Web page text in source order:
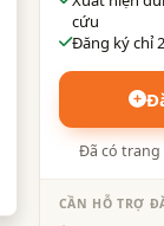
cứu
Đăng ký chỉ
Đã có
CẦN HỖ TRỢ